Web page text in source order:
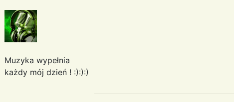
Muzyka wypełnia
każdy mój dzień ! :):):)